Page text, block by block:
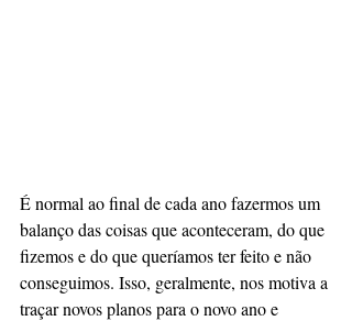
É normal ao final de cada ano fazermos um
balanço das coisas que aconteceram, do que
fizemos e do que queríamos ter feito e não
conseguimos. Isso, geralmente, nos motiva a
traçar novos planos para o novo ano e